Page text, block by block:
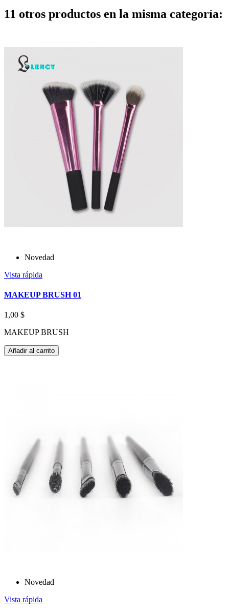
11 otros productos en la misma categoría:
Novedad
Vista rápida
MAKEUP BRUSH 01
1,00 $
MAKEUP BRUSH
Añadir al carrito
Novedad
Vista rápida